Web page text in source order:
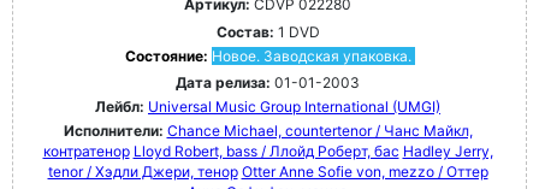
Артикул: CDVP 022280
Состав: 1 DVD
Состояние: Новое. Заводская упаковка.
Дата релиза: 01-01-2003
Лейбл: Universal Music Group International (UMGI)
Исполнители: Chance Michael, countertenor / Чанс Майкл,
контратенор Lloyd Robert, bass / Ллойд Роберт, бас Hadley Jerry,
tenor / Хэдли Джери, тенор Otter Anne Sofie von, mezzo / Оттер